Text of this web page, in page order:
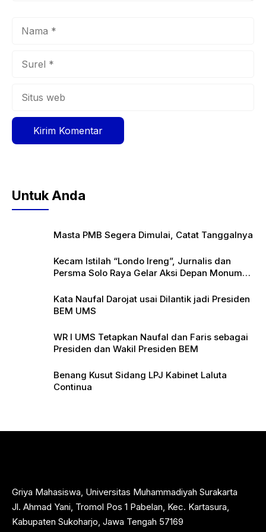
Untuk Anda
Masta PMB Segera Dimulai, Catat Tanggalnya
Kecam Istilah “Londo Ireng”, Jurnalis dan
Persma Solo Raya Gelar Aksi Depan Monumen
Kata Naufal Darojat usai Dilantik jadi Presiden
BEM UMS
WR I UMS Tetapkan Naufal dan Faris sebagai
Presiden dan Wakil Presiden BEM
Benang Kusut Sidang LPJ Kabinet Laluta
Continua
Griya Mahasiswa, Universitas Muhammadiyah Surakarta
Jl. Ahmad Yani, Tromol Pos 1 Pabelan, Kec. Kartasura,
Kabupaten Sukoharjo, Jawa Tengah 57169